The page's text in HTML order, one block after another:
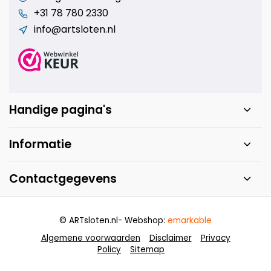
+31 78 780 2330
info@artsloten.nl
Handige pagina's
Informatie
Contactgegevens
Algemene voorwaarden Disclaimer
Privacy
Policy
Sitemap
© ARTsloten.nl- Webshop: emarkable